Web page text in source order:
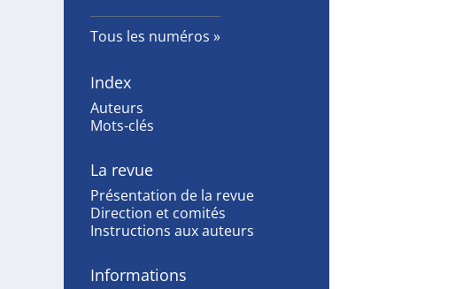
Tous les numéros
Index
Auteurs
Mots-clés
La revue
Présentation de la revue
Direction et comités
Instructions aux auteurs
Informations